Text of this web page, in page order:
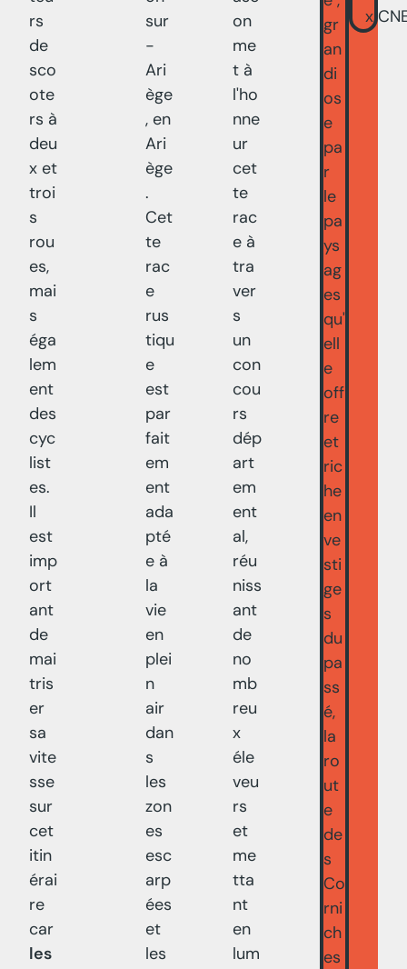
rs
de
sco
ote
rs à
deu
x et
troi
s
rou
es,
mai
s
éga
lem
ent
des
cyc
list
es.
Il
est
imp
ort
ant
de
mai
tris
er
sa
vite
sse
sur
cet
itin
érai
re
car
les
sur
-
Ari
ège
, en
Ari
ège
.
Cet
te
rac
e
rus
tiqu
e
est
par
fait
em
ent
ada
pté
e à
la
vie
en
plei
n
air
dan
s
les
zon
es
esc
arp
ées
et
les
on
me
t à
l'ho
nne
ur
cet
te
rac
e à
tra
ver
s
un
con
cou
rs
dép
art
em
ent
al,
réu
niss
ant
de
no
mb
reu
x
éle
veu
rs
et
me
tta
nt
en
lum
gr
an
di
os
e
pa
r
le
pa
ys
ag
es
qu'
ell
e
off
re
et
ric
he
en
ve
sti
ge
s
du
pa
ss
é,
la
ro
ut
e
de
s
Co
rni
ch
es
x